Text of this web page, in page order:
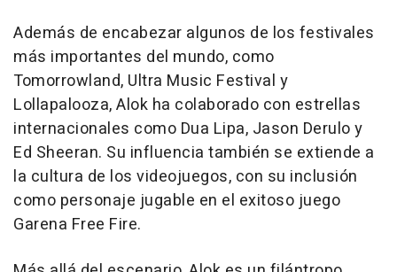
Además de encabezar algunos de los festivales
más importantes del mundo, como
Tomorrowland, Ultra Music Festival y
Lollapalooza, Alok ha colaborado con estrellas
internacionales como Dua Lipa, Jason Derulo y
Ed Sheeran. Su influencia también se extiende a
la cultura de los videojuegos, con su inclusión
como personaje jugable en el exitoso juego
Garena Free Fire.